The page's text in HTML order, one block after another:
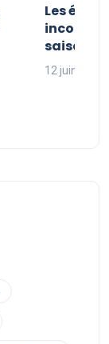
Les
saison
12 juin 2025